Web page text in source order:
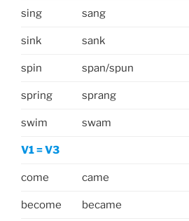
sing sang
sink sank
spin span/spun
spring sprang
swim swam
V1 = V3
come came
become became